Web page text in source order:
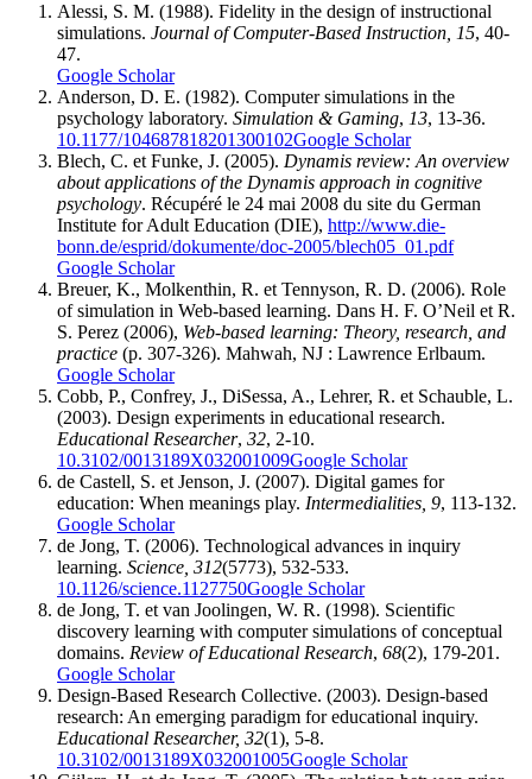
Alessi, S. M. (1988). Fidelity in the design of instructional
simulations. Journal of Computer-Based Instruction, 15, 40-
47.
Google Scholar
Anderson, D. E. (1982). Computer simulations in the
psychology laboratory. Simulation & Gaming, 13, 13-36.
10.1177/104687818201300102Google Scholar
Blech, C. et Funke, J. (2005). Dynamis review: An overview
about applications of the Dynamis approach in cognitive
psychology. Récupéré le 24 mai 2008 du site du German
Institute for Adult Education (DIE), http://www.die-
bonn.de/esprid/dokumente/doc-2005/blech05_01.pdf
Google Scholar
Breuer, K., Molkenthin, R. et Tennyson, R. D. (2006). Role
of simulation in Web-based learning. Dans H. F. O’Neil et R.
S. Perez (2006), Web-based learning: Theory, research, and
practice (p. 307-326). Mahwah, NJ : Lawrence Erlbaum.
Google Scholar
Cobb, P., Confrey, J., DiSessa, A., Lehrer, R. et Schauble, L.
(2003). Design experiments in educational research.
Educational Researcher, 32, 2-10.
10.3102/0013189X032001009Google Scholar
de Castell, S. et Jenson, J. (2007). Digital games for
education: When meanings play. Intermedialities, 9, 113-132.
Google Scholar
de Jong, T. (2006). Technological advances in inquiry
learning. Science, 312(5773), 532-533.
10.1126/science.1127750Google Scholar
de Jong, T. et van Joolingen, W. R. (1998). Scientific
discovery learning with computer simulations of conceptual
domains. Review of Educational Research, 68(2), 179-201.
Google Scholar
Design-Based Research Collective. (2003). Design-based
research: An emerging paradigm for educational inquiry.
Educational Researcher, 32(1), 5-8.
10.3102/0013189X032001005Google Scholar